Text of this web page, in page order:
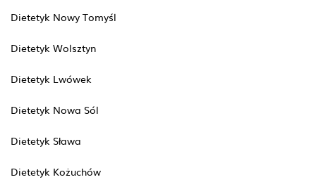
Dietetyk Nowy Tomyśl
Dietetyk Wolsztyn
Dietetyk Lwówek
Dietetyk Nowa Sól
Dietetyk Sława
Dietetyk Kożuchów